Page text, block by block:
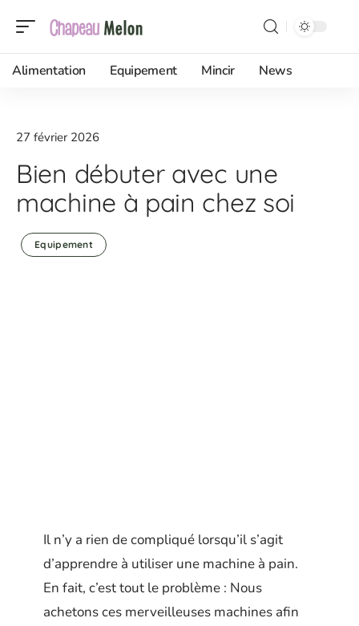
Alimentation Equipement Mincir News
27 février 2026
Bien débuter avec une
machine à pain chez soi
Equipement
Il n’y a rien de compliqué lorsqu’il s’agit
d’apprendre à utiliser une machine à pain.
En fait, c’est tout le problème : Nous
achetons ces merveilleuses machines afin